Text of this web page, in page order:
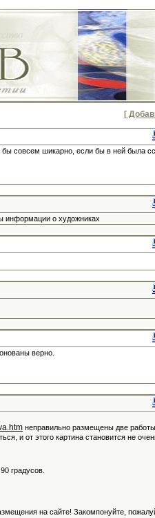
[
совсем шикарно, если бы в ней была
информации о художниках
верно.
неправильно размещены две работы
и от этого картина становится не
градусов.
на сайте! Закомпонуйте,